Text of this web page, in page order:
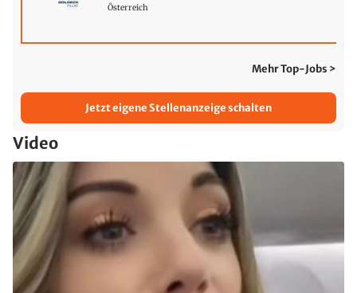
Österreich
Mehr Top-Jobs >
Jetzt eigene Stellenanzeige schalten
Video